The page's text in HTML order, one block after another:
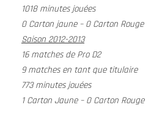
1018 minutes jouées
0 Carton jaune – 0 Carton Rouge
Saison 2012-2013
16 matches de Pro D2
9 matches en tant que titulaire
773 minutes jouées
1 Carton Jaune – 0 Carton Rouge